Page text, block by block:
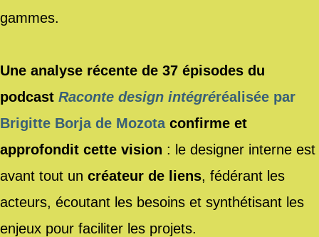
gammes.
Une analyse récente de 37 épisodes du
podcast Raconte design intégréréalisée par
Brigitte Borja de Mozotaconfirme et
approfondit cette vision : le designer interne est
avant tout un créateur de liens, fédérant les
acteurs, écoutant les besoins et synthétisant les
enjeux pour faciliter les projets.